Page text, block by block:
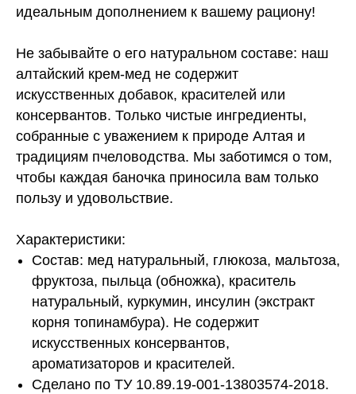
идеальным дополнением к вашему рациону!
Не забывайте о его натуральном составе: наш
алтайский крем-мед не содержит
искусственных добавок, красителей или
консервантов. Только чистые ингредиенты,
собранные с уважением к природе Алтая и
традициям пчеловодства. Мы заботимся о том,
чтобы каждая баночка приносила вам только
пользу и удовольствие.
Характеристики:
Состав: мед натуральный, глюкоза, мальтоза,
фруктоза, пыльца (обножка), краситель
натуральный, куркумин, инсулин (экстракт
корня топинамбура). Не содержит
искусственных консервантов,
ароматизаторов и красителей.
Сделано по ТУ 10.89.19-001-13803574-2018.